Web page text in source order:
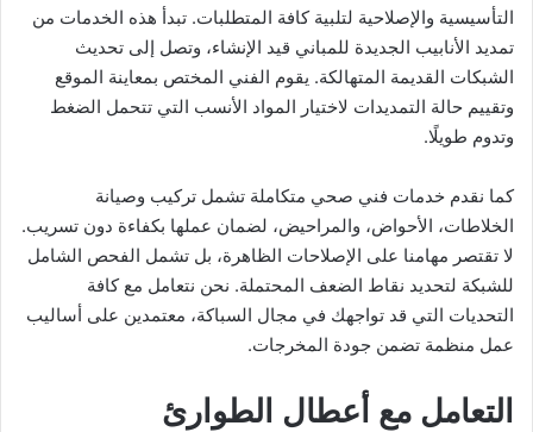
التأسيسية والإصلاحية لتلبية كافة المتطلبات. تبدأ هذه الخدمات من
تمديد الأنابيب الجديدة للمباني قيد الإنشاء، وتصل إلى تحديث
الشبكات القديمة المتهالكة. يقوم الفني المختص بمعاينة الموقع
وتقييم حالة التمديدات لاختيار المواد الأنسب التي تتحمل الضغط
وتدوم طويلًا.
كما نقدم خدمات فني صحي متكاملة تشمل تركيب وصيانة
الخلاطات، الأحواض، والمراحيض، لضمان عملها بكفاءة دون تسريب.
لا تقتصر مهامنا على الإصلاحات الظاهرة، بل تشمل الفحص الشامل
للشبكة لتحديد نقاط الضعف المحتملة. نحن نتعامل مع كافة
التحديات التي قد تواجهك في مجال السباكة، معتمدين على أساليب
عمل منظمة تضمن جودة المخرجات.
التعامل مع أعطال الطوارئ